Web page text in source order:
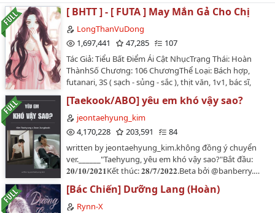
[ BHTT ] - [ FUTA ] May Mắn Gả Cho Chị
LongThanVuDong
1,697,441
47,285
107
Tác Giả: Tiểu Bất Điểm Ái Cật NhụcTrạng Thái: Hoàn
ThànhSố Chương: 106 ChươngThể Loại: Bách hợp,
futanari, 3S ( sạch - sủng - sắc ), thịt văn, 1v1, bác sĩ,
gương vỡ lại lành, hào môn thế gia, song khiết, trọng
sinh ngọt văn, không ngược【 Chú Ý 】:Yêu diễm vô sỉ
nữ minh tinh x Cố chấp cuồng bác sĩ.Thịt nhiều thơm
ngọt, hầm thịt là chủ yếu cốt truyện chỉ là phụ.Vai
[Taekook/ABO] yêu em khó vậy sao?
jeontaehyung_kim
4,170,228
203,591
84
written by jeontaehyung_kim.không đồng ý chuyển
ver.______"Taehyung, yêu em khó vậy sao?"Bắt đầu:
𝟐𝟎/𝟏𝟎/𝟐𝟎𝟐𝟏Kết thúc: 𝟐𝟖/𝟕/𝟐𝟎𝟐𝟐.Beta bởi @banberry.…
[Bác Chiến] Dưỡng Lang (Hoàn)
Rynn-X